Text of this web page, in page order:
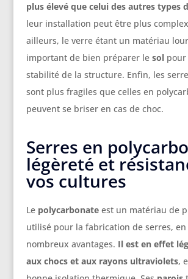
plus élevé que celui des autres types
leur installation peut être plus
ailleurs, le verre étant un matériau
important de bien préparer le solpour
stabilité de la structure. Enfin, les
sont plus fragiles que celles en
peuvent se briser en cas de choc.
Serres en
légèreté et
vos cultures
Le polycarbonateest un matériau de
utilisé pour la fabrication de serres, en
nombreux avantages. Il est en effet
aux chocs et aux rayons ultraviolets,